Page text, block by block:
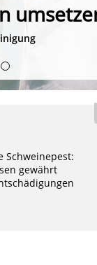
Schweinepest:
gewährt